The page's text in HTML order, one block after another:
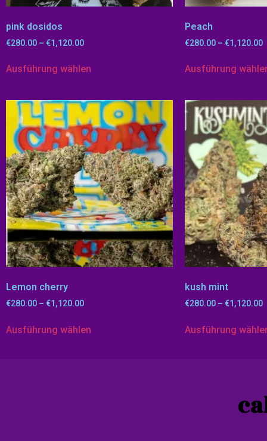
pink dosidos
€280.00 – €1,120.00
Ausführung wählen
Peach
€280.00 – €1,120.00
Ausführung
Lemon cherry
€280.00 – €1,120.00
Ausführung wählen
kush mint
€280.00 – €1,120.00
Ausführung